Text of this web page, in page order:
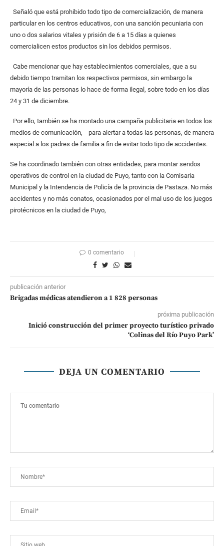
Señaló que está prohibido todo tipo de comercialización, de manera
particular en los centros educativos, con una sanción pecuniaria con
uno o dos salarios vitales y prisión de 6 a 15 días a quienes
comercialicen estos productos sin los debidos permisos.
Cabe mencionar que hay establecimientos comerciales, que a su
debido tiempo tramitan los respectivos permisos, sin embargo la
mayoría de las personas lo hace de forma ilegal, sobre todo en los días
24 y 31 de diciembre.
Por ello, también se ha montado una campaña publicitaria en todos los
medios de comunicación, para alertar a todas las personas, de manera
especial a los padres de familia a fin de evitar todo tipo de accidentes.
Se ha coordinado también con otras entidades, para montar sendos
operativos de control en la ciudad de Puyo, tanto con la Comisaria
Municipal y la Intendencia de Policía de la provincia de Pastaza. No más
accidentes y no más conatos, ocasionados por el mal uso de los juegos
pirotécnicos en la ciudad de Puyo,
0 comentario
publicación anterior
Brigadas médicas atendieron a 1 828 personas
próxima publicación
Inició construcción del primer proyecto turístico privado
‘Colinas del Río Puyo Park’
DEJA UN COMENTARIO